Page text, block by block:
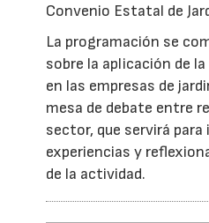
Convenio Estatal de
La programación se
sobre la aplicación de
en las empresas de
mesa de debate entre
sector, que servirá
experiencias y
de la actividad.